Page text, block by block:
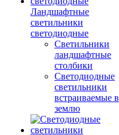
Ландшафтные
светильники
светодиодные
Светильники
ландшафтные
столбики
Светодиодные
светильники
встраиваемые в
землю